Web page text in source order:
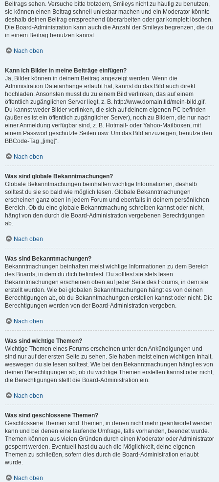
Beitrags sehen. Versuche bitte trotzdem, Smileys nicht zu häufig zu benutzen,
sie können einen Beitrag schnell unlesbar machen und ein Moderator könnte
deshalb deinen Beitrag entsprechend überarbeiten oder gar komplett löschen.
Die Board-Administration kann auch die Anzahl der Smileys begrenzen, die du
in einem Beitrag benutzen kannst.
Nach oben
Kann ich Bilder in meine Beiträge einfügen?
Ja, Bilder können in deinem Beitrag angezeigt werden. Wenn die
Administration Dateianhänge erlaubt hat, kannst du das Bild auch direkt
hochladen. Ansonsten musst du zu einem Bild verlinken, das auf einem
öffentlich zugänglichen Server liegt, z. B. http://www.domain.tld/mein-bild.gif.
Du kannst weder Bilder verlinken, die sich auf deinem eigenen PC befinden
(außer es ist ein öffentlich zugänglicher Server), noch zu Bildern, die nur nach
einer Anmeldung verfügbar sind, z. B. Hotmail- oder Yahoo-Mailboxen, mit
einem Passwort geschützte Seiten usw. Um das Bild anzuzeigen, benutze den
BBCode-Tag „[img]“.
Nach oben
Was sind globale Bekanntmachungen?
Globale Bekanntmachungen beinhalten wichtige Informationen, deshalb
solltest du sie so bald wie möglich lesen. Globale Bekanntmachungen
erscheinen ganz oben in jedem Forum und ebenfalls in deinem persönlichen
Bereich. Ob du eine globale Bekanntmachung schreiben kannst oder nicht,
hängt von den durch die Board-Administration vergebenen Berechtigungen
ab.
Nach oben
Was sind Bekanntmachungen?
Bekanntmachungen beinhalten meist wichtige Informationen zu dem Bereich
des Boards, in dem du dich befindest. Du solltest sie stets lesen.
Bekanntmachungen erscheinen oben auf jeder Seite des Forums, in dem sie
erstellt wurden. Wie bei globalen Bekanntmachungen hängt es von deinen
Berechtigungen ab, ob du Bekanntmachungen erstellen kannst oder nicht. Die
Berechtigungen werden von der Board-Administration vergeben.
Nach oben
Was sind wichtige Themen?
Wichtige Themen eines Forums erscheinen unter den Ankündigungen und
sind nur auf der ersten Seite zu sehen. Sie haben meist einen wichtigen Inhalt,
weswegen du sie lesen solltest. Wie bei den Bekanntmachungen hängt es von
deinen Berechtigungen ab, ob du wichtige Themen erstellen kannst oder nicht;
die Berechtigungen stellt die Board-Administration ein.
Nach oben
Was sind geschlossene Themen?
Geschlossene Themen sind Themen, in denen nicht mehr geantwortet werden
kann und bei denen eine laufende Umfrage, falls vorhanden, beendet wurde.
Themen können aus vielen Gründen durch einen Moderator oder Administrator
gesperrt werden. Eventuell hast du auch die Möglichkeit, deine eigenen
Themen zu schließen, sofern dies durch die Board-Administration erlaubt
wurde.
Nach oben